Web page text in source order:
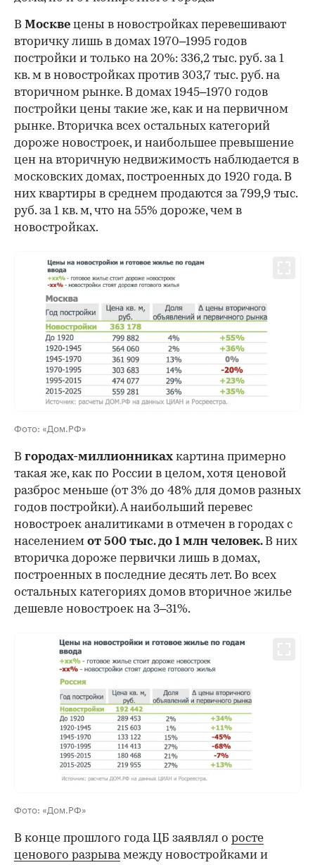
В Москве цены в новостройках перевешивают
вторичку лишь в домах 1970–1995 годов
постройки и только на 20%: 336,2 тыс. руб. за 1
кв. м в новостройках против 303,7 тыс. руб. на
вторичном рынке. В домах 1945–1970 годов
постройки цены такие же, как и на первичном
рынке. Вторичка всех остальных категорий
дороже новостроек, и наибольшее превышение
цен на вторичную недвижимость наблюдается в
московских домах, построенных до 1920 года. В
них квартиры в среднем продаются за 799,9 тыс.
руб. за 1 кв. м, что на 55% дороже, чем в
новостройках.
Фото: «Дом.РФ»
В городах-миллионниках картина примерно
такая же, как по России в целом, хотя ценовой
разброс меньше (от 3% до 48% для домов разных
годов постройки). А наибольший перевес
новостроек аналитиками в отмечен в городах с
населением от 500 тыс. до 1 млн человек. В них
вторичка дороже первички лишь в домах,
построенных в последние десять лет. Во всех
остальных категориях домов вторичное жилье
дешевле новостроек на 3–31%.
Фото: «Дом.РФ»
В конце прошлого года ЦБ заявлял о росте
ценового разрывамежду новостройками и